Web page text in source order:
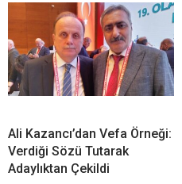
Ali Kazancı’dan Vefa Örneği:
Verdiği Sözü Tutarak
Adaylıktan Çekildi